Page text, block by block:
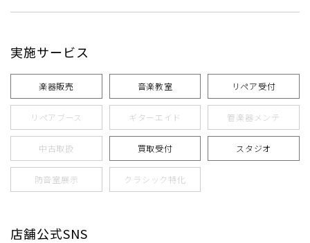
実施サービス
楽器販売 音楽教室 リペア受付
リペアブース ギターエイド 管楽器メンテ
中古取扱 買取受付 スタジオ
防音室展示 クラシック特化
店舗公式SNS